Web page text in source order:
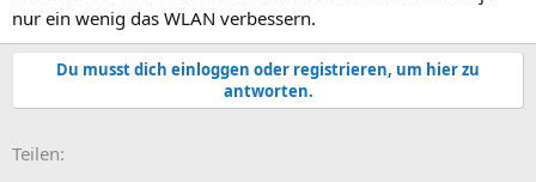
nur ein wenig das WLAN verbessern.
Du musst dich einloggen oder registrieren, um hier zu
antworten.
Teilen: